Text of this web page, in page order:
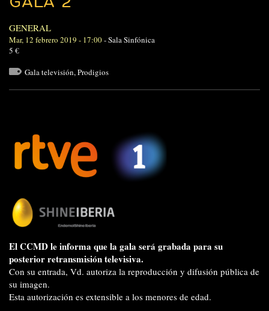
GENERAL
Mar, 12 febrero 2019 - 17:00-Sala Sinfónica
5 €
Gala televisión,Prodigios
El CCMD le informa que la gala será grabada para su
posterior retransmisión televisiva.
Con su entrada, Vd. autoriza la reproducción y difusión pública de
su imagen.
Esta autorización es extensible a los menores de edad.